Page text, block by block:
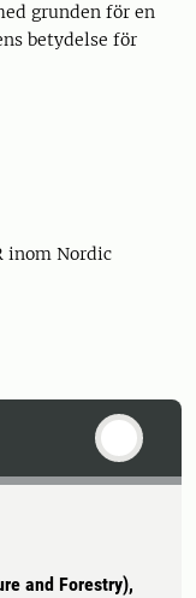
grunden för en
betydelse för
inom Nordic
and Forestry),